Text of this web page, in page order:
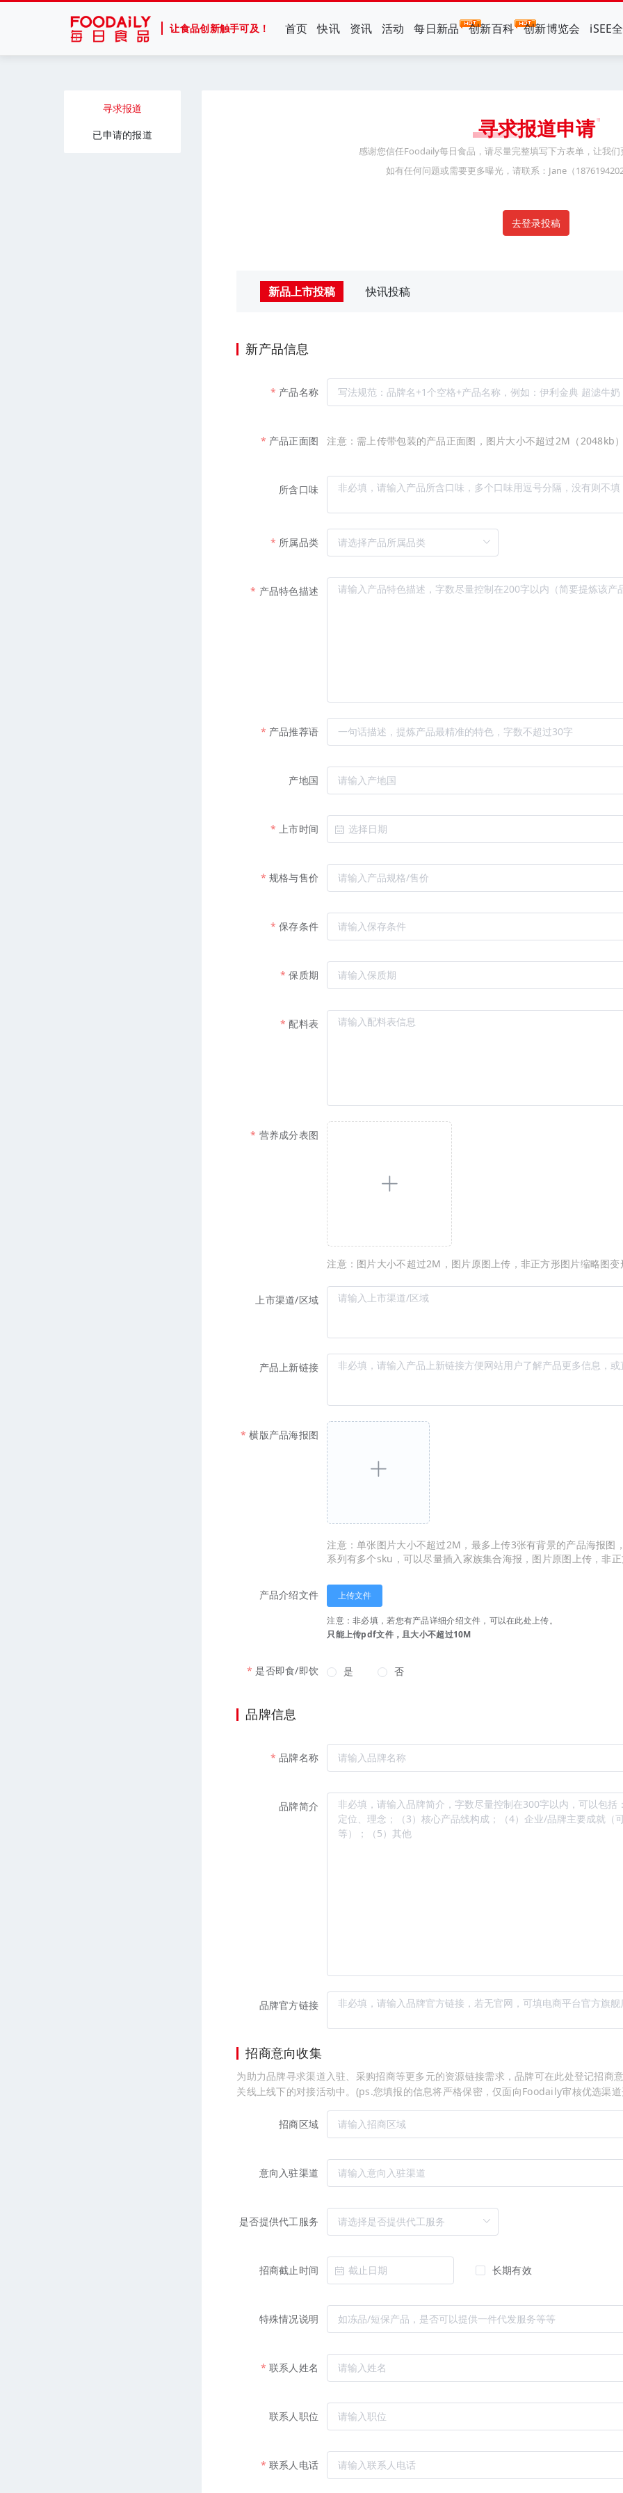
让食品创新触手可及！ 首页 快讯 资讯 活动 每日新品 创新百科 创新博览会 iSEE
寻求报道
已申请的报道
寻求报道申请
感谢您信任Foodaily每日食品，请尽量完整填写下方表单，让我
如有任何问题或需要更多曝光，请联系：Jane（
去登录投稿
新品上市投稿 快讯投稿
新产品信息
产品名称
产品正面图 注意：需上传带包装的产品正面图，图片大小不超过2M（2048kb
所含口味
所属品类
产品特色描述
产品推荐语
产地国
上市时间
规格与售价
保存条件
保质期
配料表
营养成分表图
注意：图片大小不超过2M，图片原图上传，非正方形图片缩略图变
上市渠道/区域
产品上新链接
横版产品海报图
注意：单张图片大小不超过2M，最多上传3张有背景的产品海报图
系列有多个sku，可以尽量插入家族集合海报，图片原图上传，非
产品介绍文件 上传文件
注意：非必填，若您有产品详细介绍文件，可以在此处上传。
只能上传pdf文件，且大小不超过10M
是否即食/即饮 是 否
品牌信息
品牌名称
品牌简介
品牌官方链接
招商意向收集
为助力品牌寻求渠道入驻、采购招商等更多元的资源链接需求，品牌可在此处登记招商
关线上线下的对接活动中。(ps.您填报的信息将严格保密，仅面向Foodaily审核优选渠
招商区域
意向入驻渠道
是否提供代工服务
招商截止时间 长期有效
特殊情况说明
联系人姓名
联系人职位
联系人电话